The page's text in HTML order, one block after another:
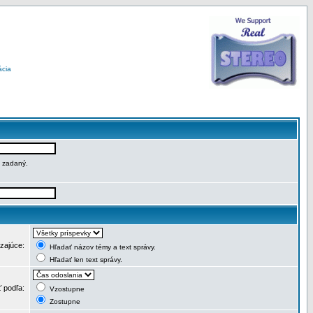
Hľadať názov témy a text správy.
Hľadať len text správy.
podľa:
Vzostupne
Zostupne